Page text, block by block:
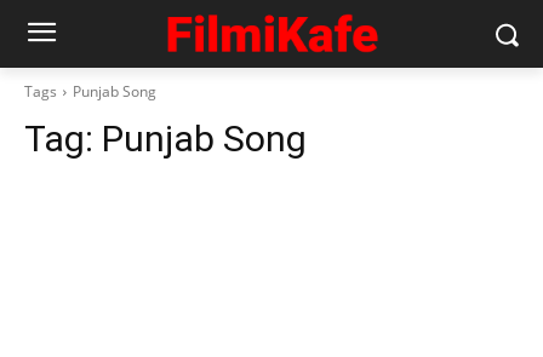
Tags Punjab Song
Tag: Punjab Song